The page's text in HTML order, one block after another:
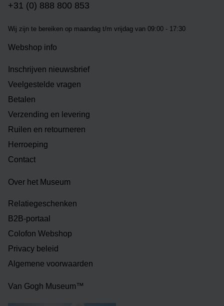
+31 (0) 888 800 853
Wij zijn te bereiken op maandag t/m vrijdag van 09:00 - 17:30
Webshop info
Inschrijven nieuwsbrief
Veelgestelde vragen
Betalen
Verzending en levering
Ruilen en retourneren
Herroeping
Contact
Over het Museum
Relatiegeschenken
B2B-portaal
Colofon Webshop
Privacy beleid
Algemene voorwaarden
Van Gogh Museum™